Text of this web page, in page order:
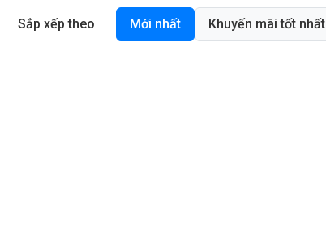
Sắp xếp theo Mới nhất Khuyến mãi tốt nhất